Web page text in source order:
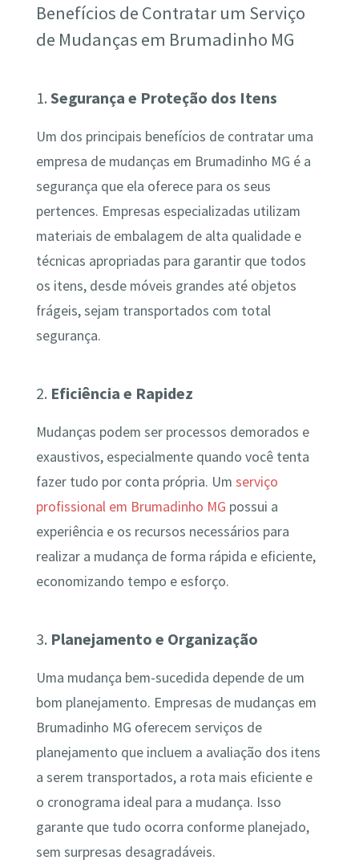
Benefícios de Contratar um Serviço
de Mudanças em Brumadinho MG
1. Segurança e Proteção dos Itens
Um dos principais benefícios de contratar uma
empresa de mudanças em Brumadinho MG é a
segurança que ela oferece para os seus
pertences. Empresas especializadas utilizam
materiais de embalagem de alta qualidade e
técnicas apropriadas para garantir que todos
os itens, desde móveis grandes até objetos
frágeis, sejam transportados com total
segurança.
2. Eficiência e Rapidez
Mudanças podem ser processos demorados e
exaustivos, especialmente quando você tenta
fazer tudo por conta própria. Um serviço
profissional em Brumadinho MG possui a
experiência e os recursos necessários para
realizar a mudança de forma rápida e eficiente,
economizando tempo e esforço.
3. Planejamento e Organização
Uma mudança bem-sucedida depende de um
bom planejamento. Empresas de mudanças em
Brumadinho MG oferecem serviços de
planejamento que incluem a avaliação dos itens
a serem transportados, a rota mais eficiente e
o cronograma ideal para a mudança. Isso
garante que tudo ocorra conforme planejado,
sem surpresas desagradáveis.